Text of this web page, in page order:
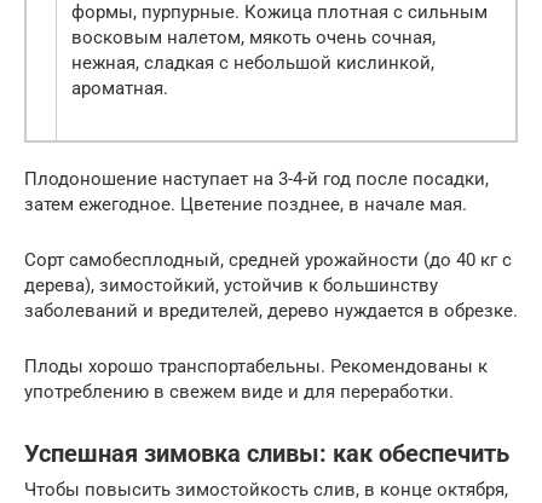
формы, пурпурные. Кожица плотная с сильным
восковым налетом, мякоть очень сочная,
нежная, сладкая с небольшой кислинкой,
ароматная.
Плодоношение наступает на 3-4-й год после посадки,
затем ежегодное. Цветение позднее, в начале мая.
Сорт самобесплодный, средней урожайности (до 40 кг с
дерева), зимостойкий, устойчив к большинству
заболеваний и вредителей, дерево нуждается в обрезке.
Плоды хорошо транспортабельны. Рекомендованы к
употреблению в свежем виде и для переработки.
Успешная зимовка сливы: как обеспечить
Чтобы повысить зимостойкость слив, в конце октября,